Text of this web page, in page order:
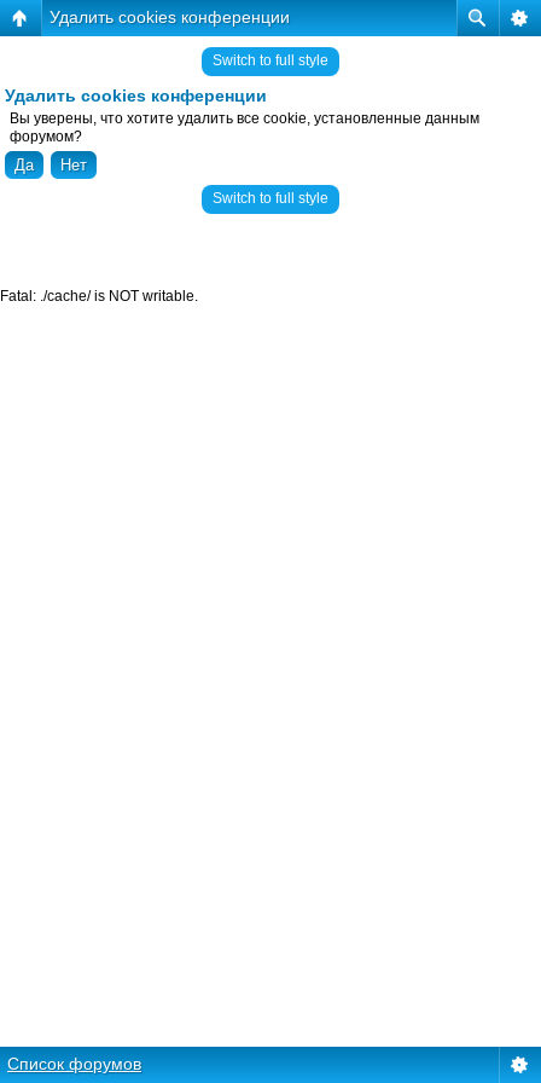
Удалить cookies конференции
Switch to full style
Удалить cookies конференции
Вы уверены, что хотите удалить все cookie, установленные данным
форумом?
Switch to full style
Список форумов
Fatal: ./cache/ is NOT writable.